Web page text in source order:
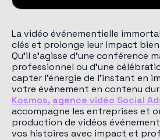
La vidéo événementielle
clés et prolonge leur impact
Qu'il s'agisse d'une conférence
professionnel ou d'une
capter l'énergie de l'instant en
votre événement en contenu
Kosmos, agence vidéo Social
accompagne les entreprises et
production de vidéos
vos histoires avec impact et